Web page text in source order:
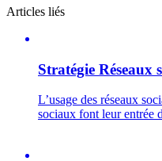
Articles liés
Stratégie Réseaux
L’usage des réseaux
sociaux font leur entrée